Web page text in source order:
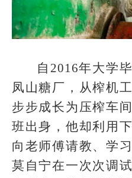
自2016年大学
凤山糖厂，从榨机
步步成长为压榨车
班出身，他却利用
向老师傅请教、学
莫自宁在一次次调